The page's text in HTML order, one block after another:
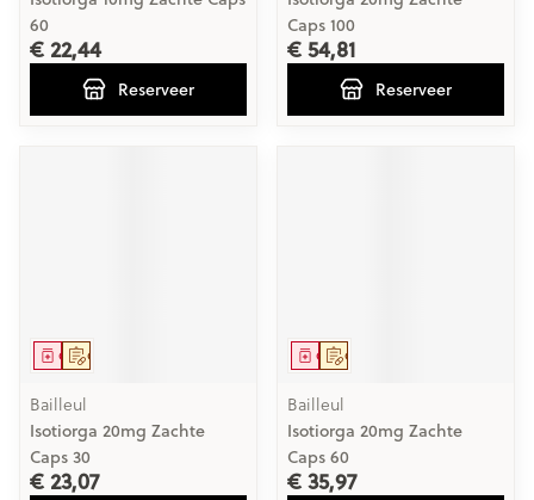
60
€ 22,44
Reserveer
Caps 100
€ 54,81
Reserveer
Op voorschrift
Geneesmiddel
Bailleul
Isotiorga 20mg Zachte
Caps 30
€ 23,07
Op voorschrift
Geneesmiddel
Bailleul
Isotiorga 20mg Zachte
Caps 60
€ 35,97